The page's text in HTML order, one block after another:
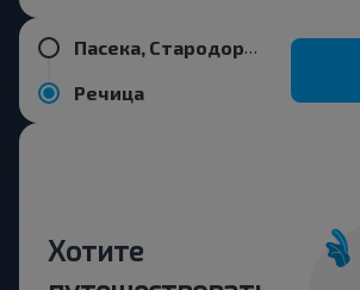
Пасека, Стародорожский р-н МИНСКАЯ ОБЛ. Беларусь
Речица
Хотите